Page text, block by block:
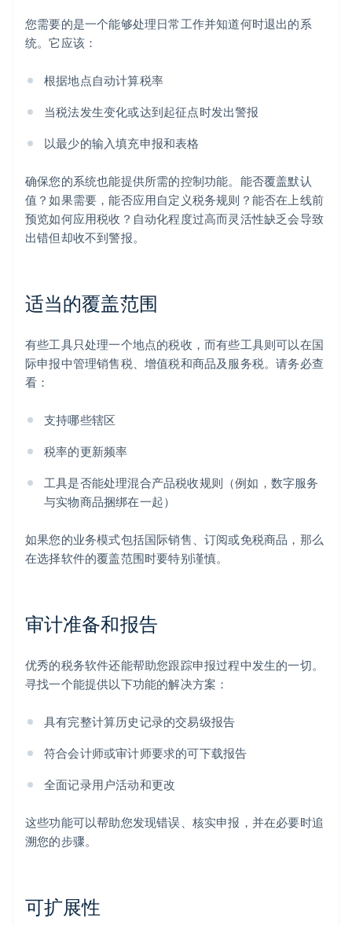
您需要的是一个能够处理日常工作并知道何时退出的系
统。它应该：
根据地点自动计算税率
当税法发生变化或达到起征点时发出警报
以最少的输入填充申报和表格
确保您的系统也能提供所需的控制功能。能否覆盖默认
值？如果需要，能否应用自定义税务规则？能否在上线前
预览如何应用税收？自动化程度过高而灵活性缺乏会导致
出错但却收不到警报。
适当的覆盖范围
有些工具只处理一个地点的税收，而有些工具则可以在国
际申报中管理销售税、增值税和商品及服务税。请务必查
看：
支持哪些辖区
税率的更新频率
工具是否能处理混合产品税收规则（例如，数字服务
与实物商品捆绑在一起）
如果您的业务模式包括国际销售、订阅或免税商品，那么
在选择软件的覆盖范围时要特别谨慎。
审计准备和报告
优秀的税务软件还能帮助您跟踪申报过程中发生的一切。
寻找一个能提供以下功能的解决方案：
具有完整计算历史记录的交易级报告
符合会计师或审计师要求的可下载报告
全面记录用户活动和更改
这些功能可以帮助您发现错误、核实申报，并在必要时追
溯您的步骤。
可扩展性